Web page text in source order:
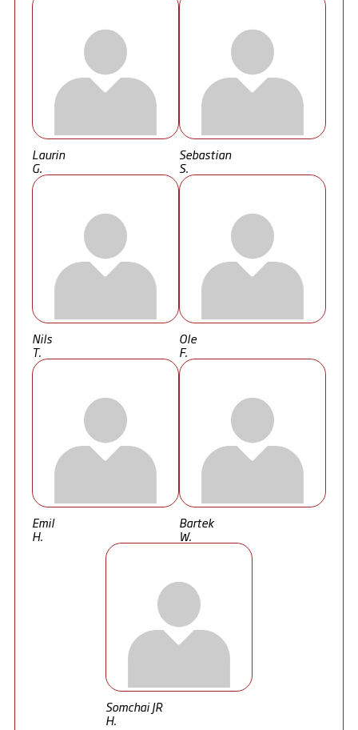
Laurin
G.
Sebastian
S.
Nils
T.
Ole
F.
Emil
H.
Bartek
W.
Somchai JR
H.